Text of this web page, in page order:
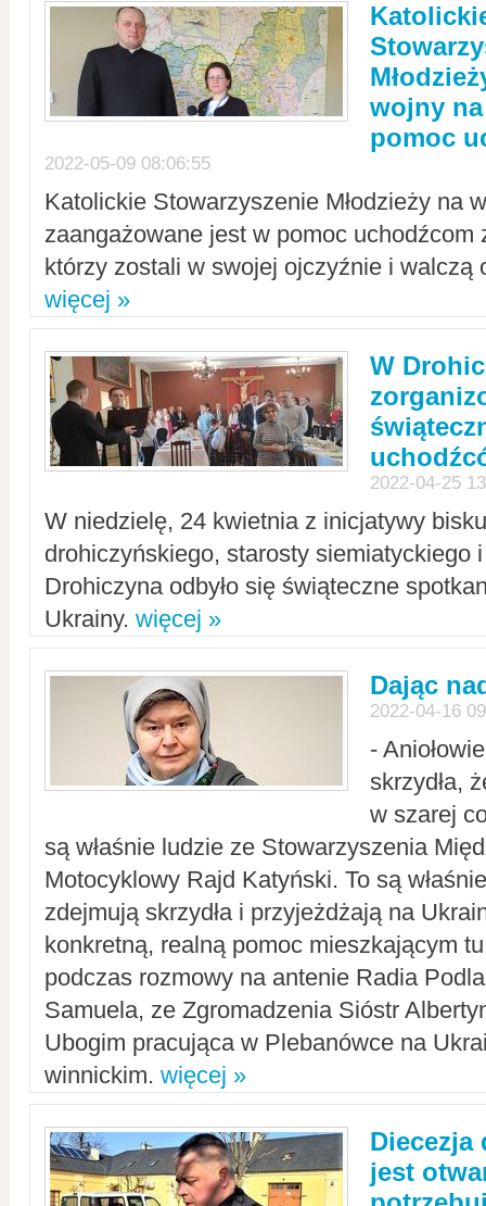
wojny
pomoc
2022-05-09 08:06:55
Katolickie Stowarzyszenie Młodzieży na
zaangażowane jest w pomoc uchodźcom
którzy zostali w swojej ojczyźnie i walczą
więcej »
W
2022-04-25
W niedzielę, 24 kwietnia z inicjatywy
drohiczyńskiego, starosty siemiatyckiego
Drohiczyna odbyło się świąteczne
Ukrainy. więcej »
Dając
2022-04-16
-
skrzydła,
w szarej
są właśnie ludzie ze Stowarzyszenia
Motocyklowy Rajd Katyński. To są
zdejmują skrzydła i przyjeżdżają na
konkretną, realną pomoc mieszkającym
podczas rozmowy na antenie Radia
Samuela, ze Zgromadzenia Sióstr
Ubogim pracująca w Plebanówce na
winnickim. więcej »
Diecezja
jest